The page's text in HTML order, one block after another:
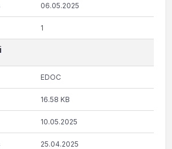
06.05.2025
1
EDOC
16.58 KB
10.05.2025
25.04.2025